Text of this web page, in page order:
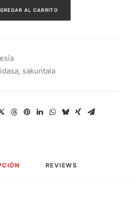
AL CARRITO
, sakuntala
REVIEWS